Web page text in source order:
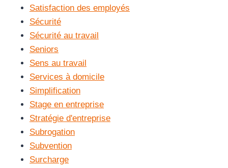
Satisfaction des employés
Sécurité
Sécurité au travail
Seniors
Sens au travail
Services à domicile
Simplification
Stage en entreprise
Stratégie d'entreprise
Subrogation
Subvention
Surcharge